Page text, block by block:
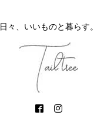
日々、いいものと暮らす。